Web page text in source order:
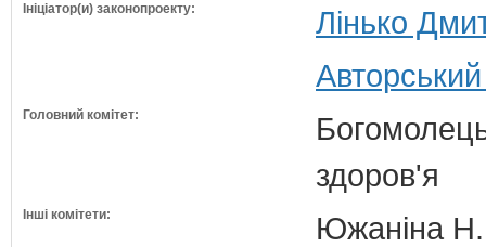
Ініціатор(и) законопроекту:
Лінько
Головний комітет:
здоров'я
Інші комітети:
Южаніна